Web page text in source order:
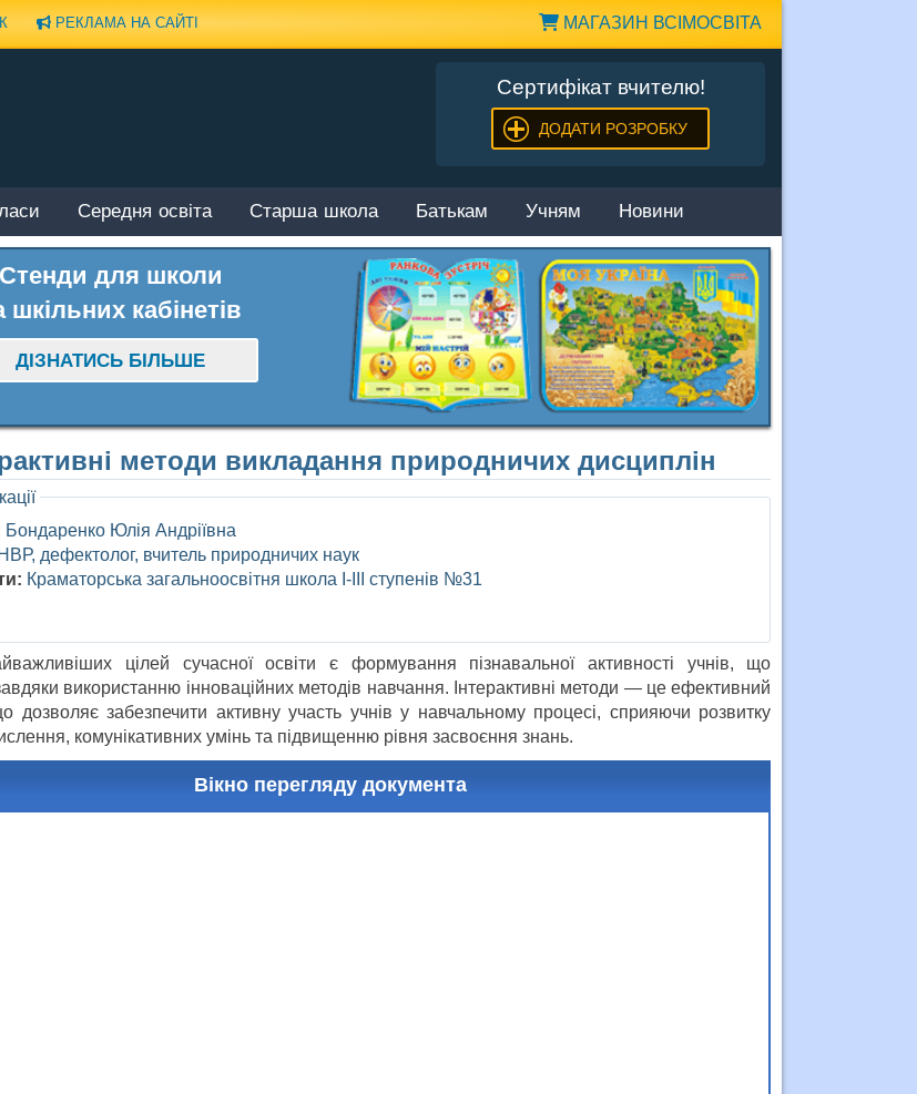
МАГАЗИН ВСІМОСВІТА
РЕКЛАМА НА САЙТІ
Сертифікат вчителю!
ДОДАТИ РОЗРОБКУ
Середня освіта Старша школа Батькам Учням Новини
Стенди для школи
шкільних кабінетів
ДІЗНАТИСЬ БІЛЬШЕ
методи викладання природничих дисциплін
Бондаренко Юлія Андріївна
дефектолог, вчитель природничих наук
Краматорська загальноосвітня школа І-ІІІ ступенів №31
цілей сучасної освіти є формування пізнавальної активності учнів, що
використанню інноваційних методів навчання. Інтерактивні методи — це ефективний
дозволяє забезпечити активну участь учнів у навчальному процесі, сприяючи розвитку
комунікативних умінь та підвищенню рівня засвоєння знань.
Вікно перегляду документа